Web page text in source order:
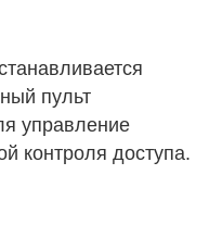
пульт
управление
контроля доступа.